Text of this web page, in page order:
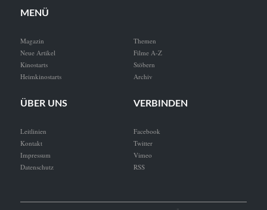
MENÜ
Magazin
Neue Artikel
Kinostarts
Heimkinostarts
Themen
Filme A-Z
Stöbern
Archiv
ÜBER UNS
Leitlinien
Kontakt
Impressum
Datenschutz
VERBINDEN
Facebook
Twitter
Vimeo
RSS